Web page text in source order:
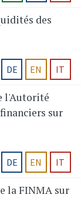
des
DE EN IT
l'Autorité
sur
DE EN IT
la FINMA sur